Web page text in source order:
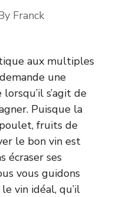
Franck
aux multiples
une
s’agit de
Puisque la
fruits de
le bon vin est
écraser ses
vous guidons
vin idéal, qu’il